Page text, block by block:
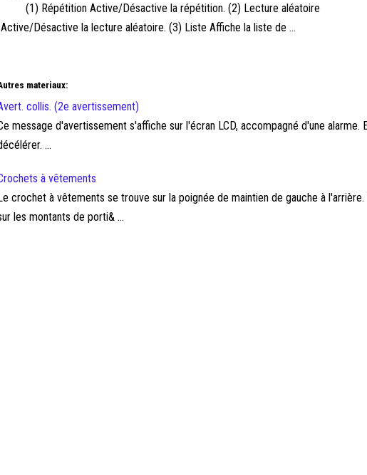
(1) Répétition Active/Désactive la répétition. (2) Lecture aléatoire
Active/Désactive la lecture aléatoire. (3) Liste Affiche la liste de ...
materiaux:
collis. (2e avertissement)
message d'avertissement s'affiche sur l'écran LCD, accompagné d'une
...
à vêtements
crochet à vêtements se trouve sur la poignée de maintien de gauche à
les montants de porti& ...